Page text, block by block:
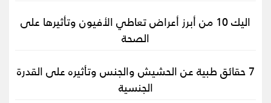
اليك 10 من أبرز أعراض تعاطي الأفيون وتأثيرها على
الصحة
7 حقائق طبية عن الحشيش والجنس وتأثيره على القدرة
الجنسية